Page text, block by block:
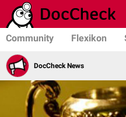
Community Flexikon
DocCheck News